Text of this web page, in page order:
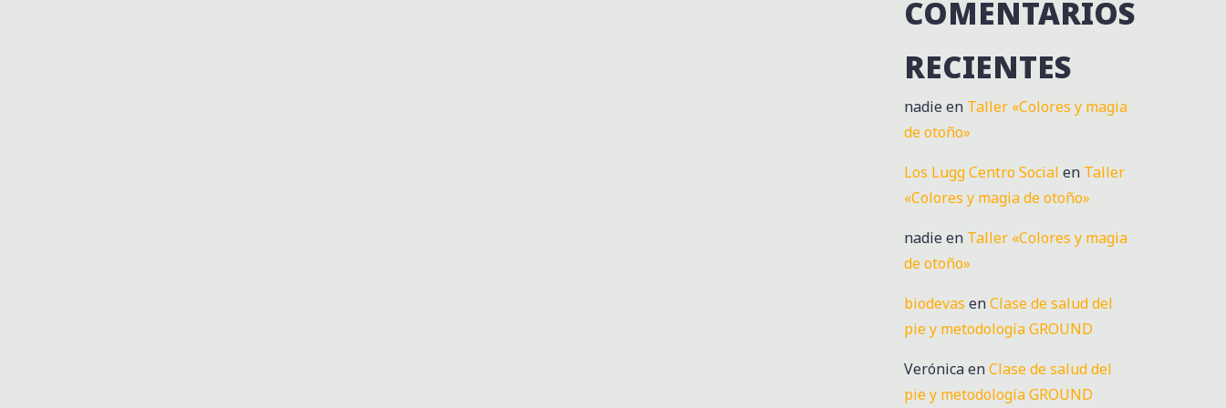
COMENTARIOS
RECIENTES
nadie en Taller «Colores y magia
de otoño»
Los Lugg Centro Social en Taller
«Colores y magia de otoño»
nadie en Taller «Colores y magia
de otoño»
biodevas enClase de salud del
pie y metodología GROUND
VerónicaenClase de salud del
pie y metodología GROUND